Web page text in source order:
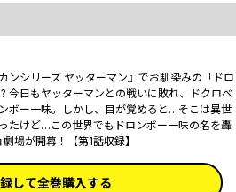
ンシリーズ ヤッターマン』でお馴染みの「ドロ
今日もヤッターマンとの戦いに敗れ、ドクロベ
ボー一味。しかし、目が覚めると…そこは異世
たけど…この世界でもドロンボー一味の名を轟
場が開幕！【第1話収録】
して全巻購入する